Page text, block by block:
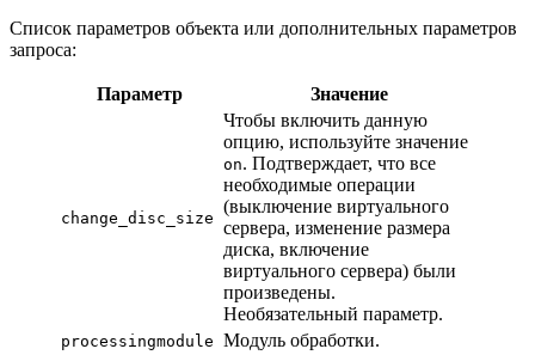
Список параметров объекта или дополнительных параметров
запроса:
Параметр Значение
change_disc_size
Чтобы включить данную
опцию, используйте значение
on. Подтверждает, что все
необходимые операции
(выключение виртуального
сервера, изменение размера
диска, включение
виртуального сервера) были
произведены.
Необязательный параметр.
processingmodule Модуль обработки.